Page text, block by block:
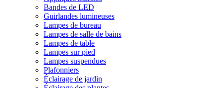
Bandes de LED
Guirlandes lumineuses
Lampes de bureau
Lampes de salle de bains
Lampes de table
Lampes sur pied
Lampes suspendues
Plafonniers
Éclairage de jardin